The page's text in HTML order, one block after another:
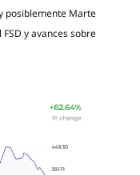
posiblemente Marte
y avances sobre